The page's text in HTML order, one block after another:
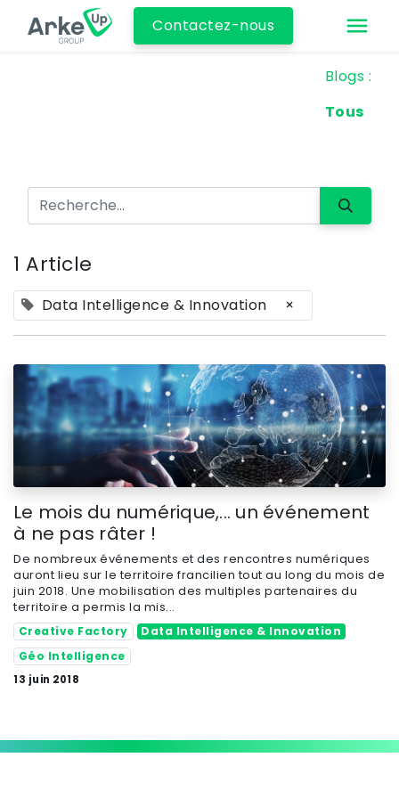
Contactez-nous
Blogs :
Tous
1 Article
Data Intelligence & Innovation ×
Le mois du numérique,... un événement
à ne pas râter !
De nombreux événements et des rencontres numériques
auront lieu sur le territoire francilien tout au long du mois de
juin 2018. Une mobilisation des multiples partenaires du
territoire a permis la mis...
Creative Factory
Data Intelligence & Innovation
Géo Intelligence
13 juin 2018